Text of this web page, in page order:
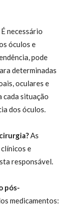
É necessário
óculos e
pode
determinadas
oculares e
cada situação
dos óculos.
As
e
responsável.
pós-
medicamentos: